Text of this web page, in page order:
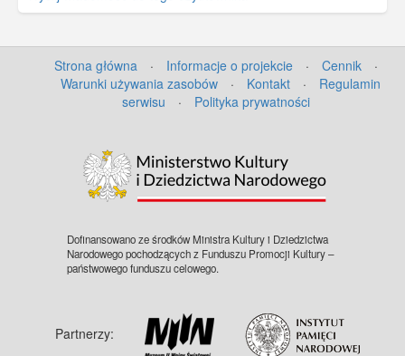
Strona główna · Informacje o projekcie · Cennik
·
Warunki używania zasobów
· Kontakt ·
Regulamin
serwisu
· Polityka prywatności
Dofinansowano ze środków Ministra Kultury i Dziedzictwa
Narodowego pochodzących z Funduszu Promocji Kultury –
państwowego funduszu celowego.
Partnerzy: